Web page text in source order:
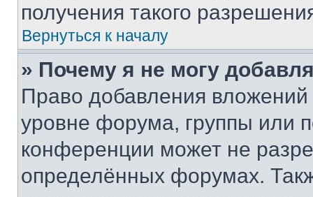
получения такого
Вернуться к началу
» Почему я не могу
Право добавления
уровне форума, группы или
конференции может не
определённых форумах.